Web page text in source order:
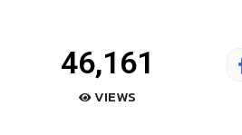
46,161
VIEWS